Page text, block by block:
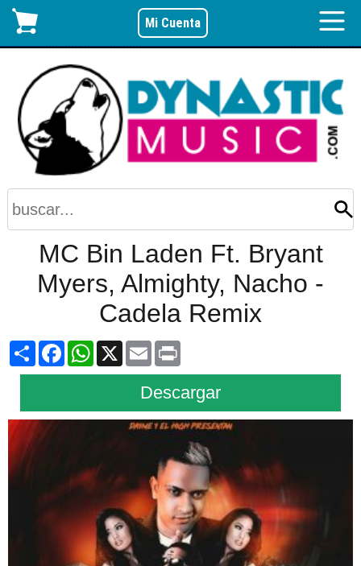
Mi Cuenta
MC Bin Laden Ft. Bryant
Myers, Almighty, Nacho -
Cadela Remix
ShareFacebookWhatsApp
X Email
Descargar